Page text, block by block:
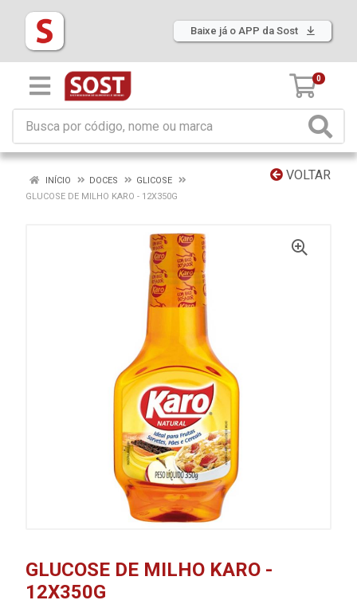
Baixe já o APP da Sost
0
VOLTAR
INÍCIO DOCES
GLICOSE
GLUCOSE DE MILHO KARO - 12X350G
GLUCOSE DE MILHO KARO -
12X350G